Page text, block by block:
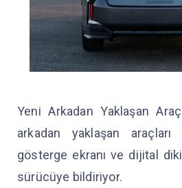
Yeni Arkadan Yaklaşan
arkadan yaklaşan
gösterge ekranı ve dijital
sürücüye bildiriyor.